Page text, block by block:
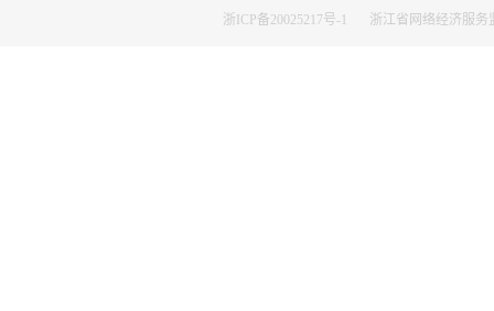
浙ICP备20025217号-1
浙江省网络经济服务